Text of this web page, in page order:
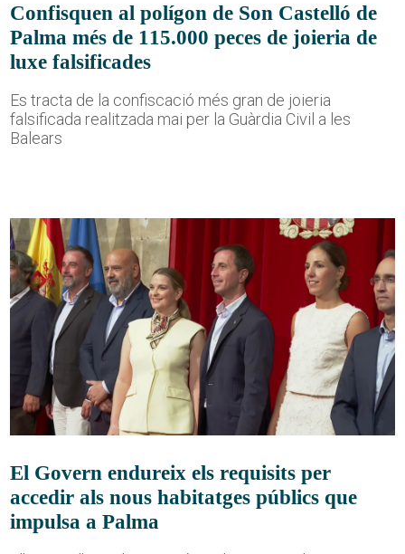
Confisquen al polígon de Son Castelló de
Palma més de 115.000 peces de joieria de
luxe falsificades
Es tracta de la confiscació més gran de joieria
falsificada realitzada mai per la Guàrdia Civil a les
Balears
El Govern endureix els requisits per
accedir als nous habitatges públics que
impulsa a Palma